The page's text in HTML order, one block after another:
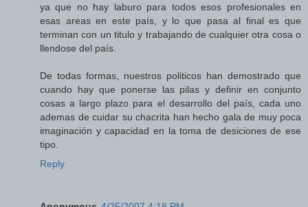
ya que no hay laburo para todos esos profesionales en
esas areas en este país, y lo que pasa al final es que
terminan con un titulo y trabajando de cualquier otra cosa o
llendose del país.
De todas formas, nuestros politicos han demostrado que
cuando hay que ponerse las pilas y definir en conjunto
cosas a largo plazo para el desarrollo del país, cada uno
ademas de cuidar su chacrita han hecho gala de muy poca
imaginación y capacidad en la toma de desiciones de ese
tipo.
Reply